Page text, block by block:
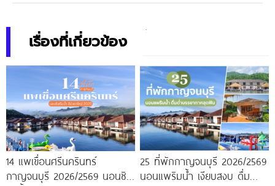
เรื่องที่เกี่ยวข้อง
14 แพเขื่อนศรีนครินทร์
กาญจนบุรี 2026/2569 นอนชิล
25 ที่พักกาญจนบุรี 2026/2569
นอนแพริมน้ำ เงียบสงบ ดื่มด่ำ